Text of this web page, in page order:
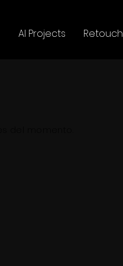
AI Projects Retouch